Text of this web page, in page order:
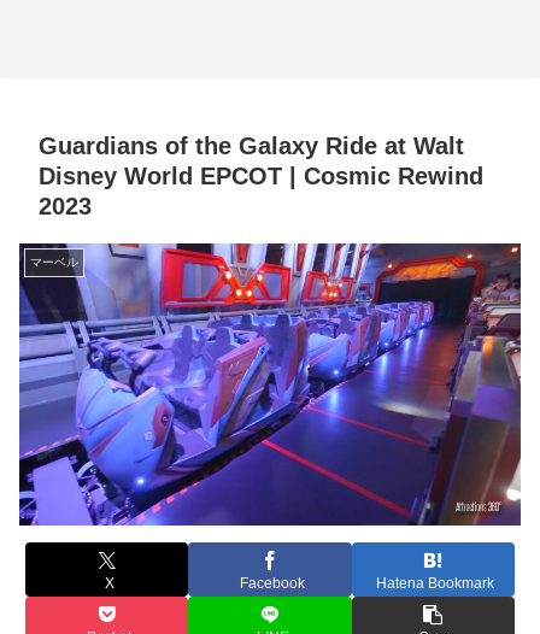
Guardians of the Galaxy Ride at Walt
Disney World EPCOT | Cosmic Rewind
2023
マーベル
X Facebook Hatena Bookmark